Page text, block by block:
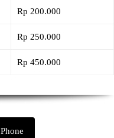
Rp 200.000
Rp 250.000
Rp 450.000
Phone